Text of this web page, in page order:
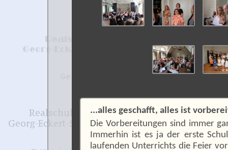
...alles geschafft, alles ist
Die Vorbereitungen sind immer
Immerhin ist es ja der erste
laufenden Unterrichts die Feier